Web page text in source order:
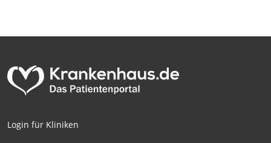
Login für Kliniken